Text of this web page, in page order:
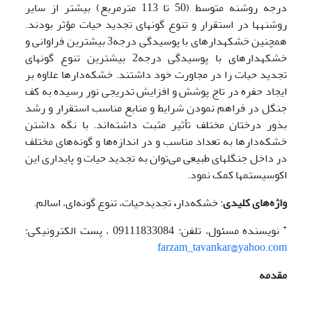
درجه روشنه متوسط (50 تا 113 مترمربع) بیشتر از سایر
روشنه­ها در استقرار و تنوع گونه­ای تجدید حیات مؤثر بودند.
همچنین خشکه­دارهای با پوسیدگی درجه3 بیشترین فراوانی و
خشکه­دارهای با پوسیدگی درجه2 بیشترین تنوع گونه­ای
تجدید حیات را در مجاورت خود داشتند. خشکه‌دارها علاوه بر
ایجاد حفره در تاج پوشش و افزایش تدریجی نور رسیده به کف
جنگل در فراهم نمودن شرایط و منابع مناسب استقرار و رشد
بذور درختان مختلف تأثیر مثبت داشته‌اند. با نگه داشتن
خشکه‌دارها به تعداد مناسب و در اندازه‌ها و گونه‌های مختلف
در داخل جنگلهای طبیعی می‌توان به تجدید حیات و پایداری این
اکوسیستمها کمک نمود.
واژه‌های کلیدی: خشکه‌دار،تجدید‌حیات، تنوع گونه‌ای، اسالم.
* نویسنده مسئول، تلفن: 09111833084 ، پست الکترونیکی:
farzam_tavankar@yahoo.com
مقدمه